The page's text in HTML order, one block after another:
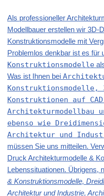
Als professioneller
Modellbauer erstellen wir 3D-
Konstruktionsmodelle mit
Problemlos denkbar ist es für
Konstruktionsmodelle
Was ist Ihnen bei
Konstruktionsmodelle,
Konstruktionen auf
Architekturmodellbau
ebenso wie
Architektur und
müssen Sie uns mitteilen.
Druck Architekturmodelle &
Lebenssituationen. Übrigens,
& Konstruktionsmodelle,
Architektur und Industrie,